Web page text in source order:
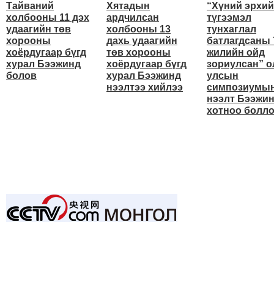
Тайваний
холбооны 11 дэх
удаагийн төв
хорооны
хоёрдугаар бүгд
хурал Бээжинд
болов
Хятадын
ардчилсан
холбооны 13
дахь удаагийн
төв хорооны
хоёрдугаар бүгд
хурал Бээжинд
нээлтээ хийлээ
“Хүний
түгээмэл
тунхаглал
батлагдсаны
жилийн ойд
зориулсан”
улсын
нээлт Бээжин
хотноо